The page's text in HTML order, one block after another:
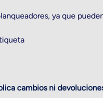
ya que
cambios ni